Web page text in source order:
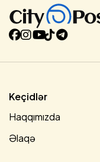
Keçidlər
Haqqımızda
Əlaqə